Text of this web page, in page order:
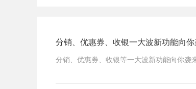
分销、优惠券、收银一大波新功能向
分销、优惠券、收银等一大波新功能向你袭